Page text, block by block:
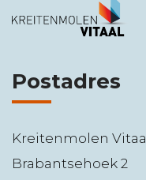
Postadres
Kreitenmolen Vitaal
Brabantsehoek 2